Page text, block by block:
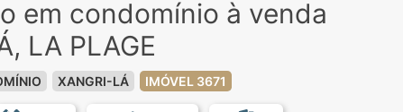
em condomínio à venda
LA PLAGE
XANGRI-LÁ IMÓVEL 3671